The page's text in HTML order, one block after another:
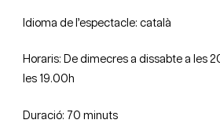
Idioma de l’espectacle: català
Horaris: De dimecres a dissabte a les
les 19.00h
Duració: 70 minuts